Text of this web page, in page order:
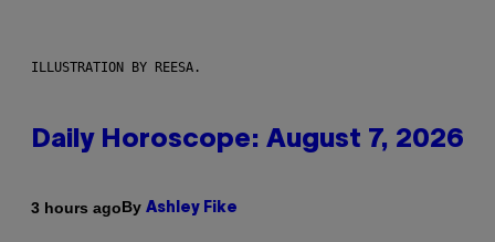
ILLUSTRATION BY REESA.
Daily Horoscope: August 7, 2026
3 hours agoBy Ashley Fike